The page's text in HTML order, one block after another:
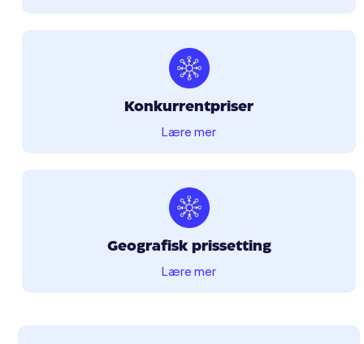
Konkurrentpriser
Lære mer
Geografisk prissetting
Lære mer